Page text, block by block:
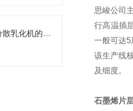
胡萝卜素高剪切分散乳化机的原理及用途
思峻公司
行高温插
一般可达5
该生产线
及细
石墨烯片